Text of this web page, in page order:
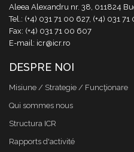
Aleea Alexandru nr. 38, 011824
Tel.: (+4) 031 71 00 627, (+4) 031
Fax: (+4) 031 71 00 607
E-mail: icr@icr.ro
DESPRE NOI
Misiune / Strategie / Funcţionare
Qui sommes nous
Structura ICR
Rapports d'activité